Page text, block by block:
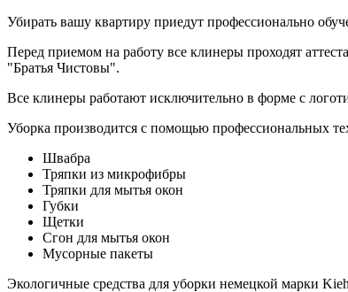
Убирать вашу квартиру приедут профессионально
Перед приемом на работу все клинеры проходят
"Братья Чистовы".
Все клинеры работают исключительно в форме с
Уборка производится с помощью профессиональных
Швабра
Тряпки из микрофибры
Тряпки для мытья окон
Губки
Щетки
Сгон для мытья окон
Мусорные пакеты
Экологичные средства для уборки немецкой марки